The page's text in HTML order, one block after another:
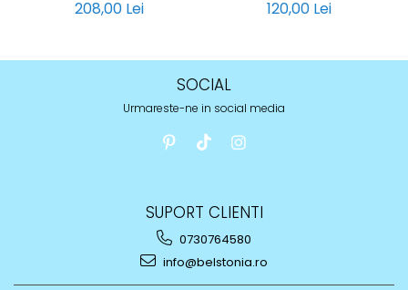
208,00 Lei 120,00 Lei
SOCIAL
Urmareste-ne in social media
SUPORT CLIENTI
0730764580
info@belstonia.ro